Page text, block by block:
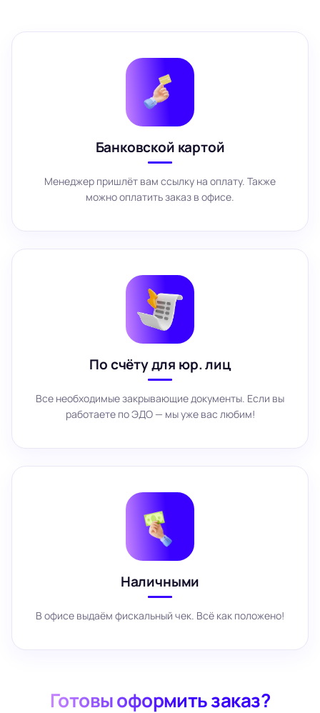
Банковской картой
Менеджер пришлёт вам ссылку на оплату. Также
можно оплатить заказ в офисе.
По счёту для юр. лиц
Все необходимые закрывающие документы. Если вы
работаете по ЭДО — мы уже вас любим!
Наличными
В офисе выдаём фискальный чек. Всё как положено!
Готовы оформить заказ?